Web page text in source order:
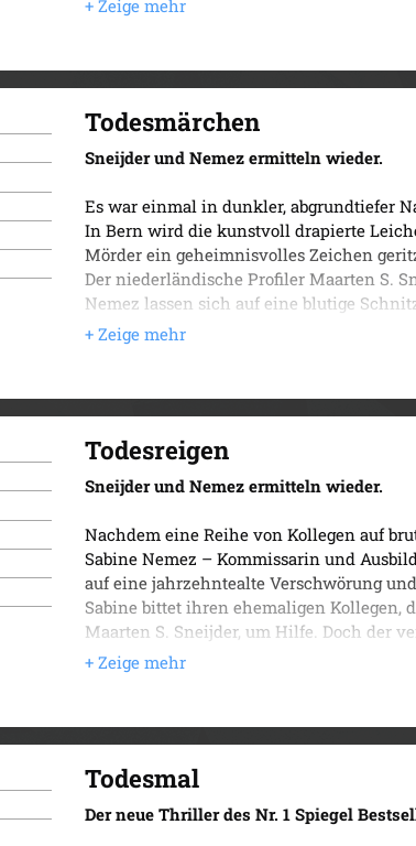
raffinierten Killers ist noch lange nicht
Der zweite Fall für Sneijder und Nemez.
Todesmärchen
Sneijder und Nemez ermitteln wieder.
Es war einmal in dunkler, abgrundtiefer
In Bern wird die kunstvoll drapierte
Mörder ein geheimnisvolles Zeichen
Der niederländische Profiler Maarten S.
Nemez lassen sich auf eine blutige
immer einen Schritt voraus.
norddeutschen Steinfels ein, einem
interessiert: Piet van Loon. Der wurde
Der dritte Fall für Sneijder und Nemez.
Todesreigen
Sneijder und Nemez ermitteln wieder.
Nachdem eine Reihe von Kollegen auf
Sabine Nemez – Kommissarin und
auf eine jahrzehntealte Verschwörung
Sabine bittet ihren ehemaligen Kollegen,
Maarten S. Sneijder, um Hilfe. Doch der
dringenden Warnung, die Finger von
spurlos, und Sneijder greift selbst ein.
tun würden, um die Sünden ihrer
Todesmal
Der neue Thriller des Nr. 1 Spiegel